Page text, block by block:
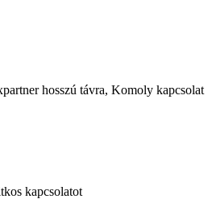
hosszú távra, Komoly kapcsolat
kapcsolatot